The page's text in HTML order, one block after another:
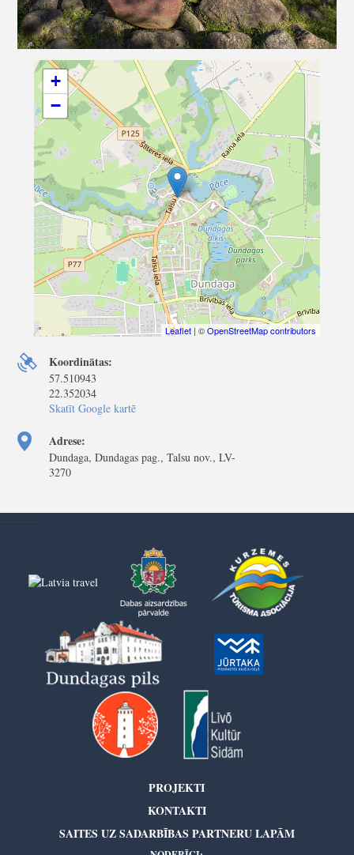
+
−
Leaflet | ©OpenStreetMap contributors
Koordinātas:
57.510943
22.352034
Skatīt Google kartē
Adrese:
Dundaga, Dundagas pag., Talsu nov., LV-
3270
PROJEKTI
KONTAKTI
SAITES UZ SADARBĪBAS PARTNERU LAPĀM